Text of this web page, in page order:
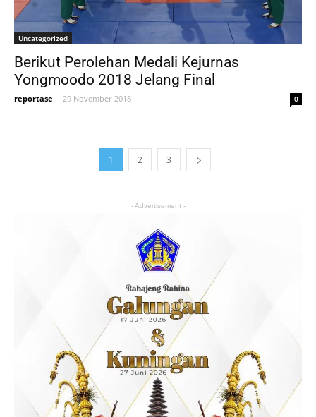
Uncategorized
Berikut Perolehan Medali Kejurnas
Yongmoodo 2018 Jelang Final
reportase - 29 November 2018 0
1 2 3
- Advertisement -